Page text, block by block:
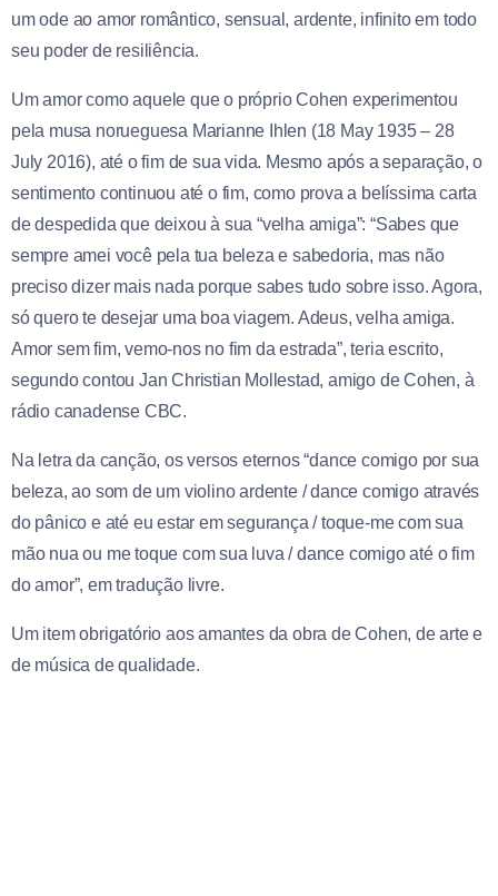
um ode ao amor romântico, sensual, ardente, infinito em todo
seu poder de resiliência.
Um amor como aquele que o próprio Cohen experimentou
pela musa norueguesa Marianne Ihlen (18 May 1935 – 28
July 2016), até o fim de sua vida. Mesmo após a separação, o
sentimento continuou até o fim, como prova a belíssima carta
de despedida que deixou à sua “velha amiga”: “Sabes que
sempre amei você pela tua beleza e sabedoria, mas não
preciso dizer mais nada porque sabes tudo sobre isso. Agora,
só quero te desejar uma boa viagem. Adeus, velha amiga.
Amor sem fim, vemo-nos no fim da estrada”, teria escrito,
segundo contou Jan Christian Mollestad, amigo de Cohen, à
rádio canadense CBC.
Na letra da canção, os versos eternos “dance comigo por sua
beleza, ao som de um violino ardente / dance comigo através
do pânico e até eu estar em segurança / toque-me com sua
mão nua ou me toque com sua luva / dance comigo até o fim
do amor”, em tradução livre.
Um item obrigatório aos amantes da obra de Cohen, de arte e
de música de qualidade.